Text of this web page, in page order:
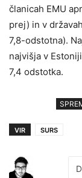
članicah EMU
prej) in v
7,8-odstotna).
najvišja v
7,4 odstotka.
VIR SURS